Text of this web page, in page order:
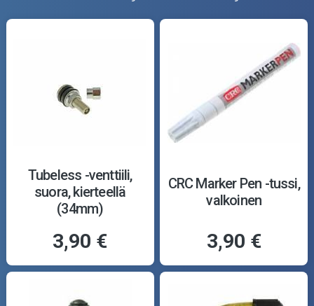
Tubeless -venttiili,
suora, kierteellä
(34mm)
3,90 €
CRC Marker Pen -tussi,
valkoinen
3,90 €